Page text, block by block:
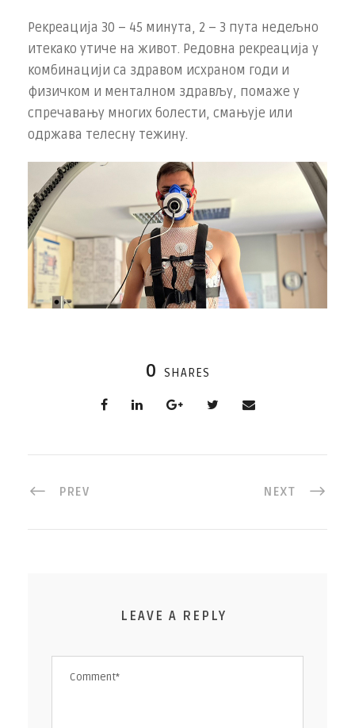
Рекреација 30 – 45 минута, 2 – 3 пута недељно
итекако утиче на живот. Редовна рекреација у
комбинацији са здравом исхраном годи и
физичком и менталном здрављу, помаже у
спречавању многих болести, смањује или
одржава телесну тежину.
0 SHARES
PREV NEXT
LEAVE A REPLY